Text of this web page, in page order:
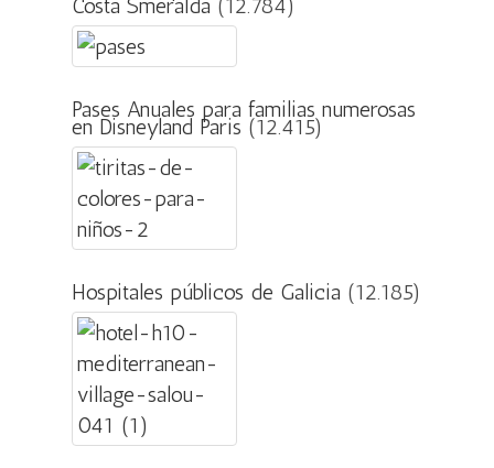
Costa Smeralda (12.784)
Pases Anuales para familias numerosas
en Disneyland Paris (12.415)
Hospitales públicos de Galicia (12.185)